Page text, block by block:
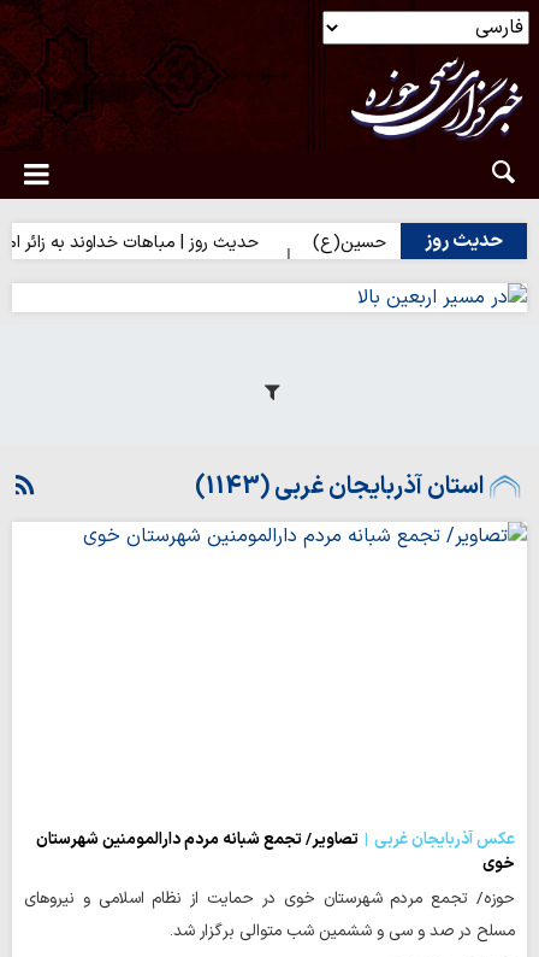
حدیث روز
امام حسین(ع) حدیث روز | مباهات خداوند به زائر امام
استان آذربایجان غربی (1143)
عکس آذربایجان غربی
تصاویر/ تجمع شبانه مردم دارالمومنین شهرستان
خوی
حوزه/ تجمع مردم شهرستان خوی در حمایت از نظام اسلامی و نیروهای
مسلح در صد و سی و ششمین شب متوالی برگزار شد.